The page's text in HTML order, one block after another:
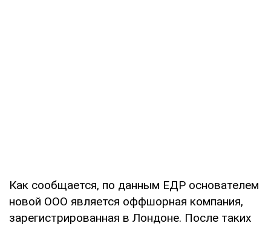
Как сообщается, по данным ЕДР основателем
новой ООО является оффшорная компания,
зарегистрированная в Лондоне. После таких